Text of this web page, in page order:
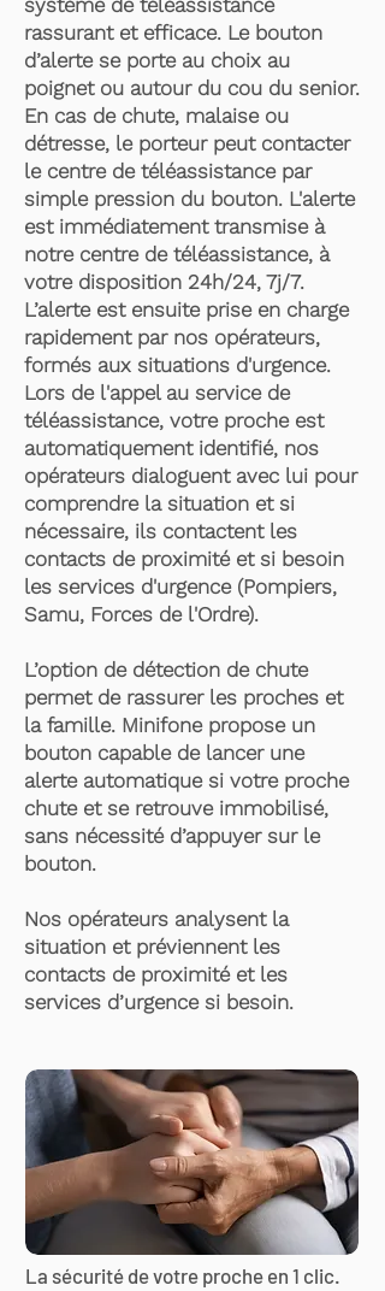
système de téléassistance
rassurant et efficace. Le bouton
d’alerte se porte au choix au
poignet ou autour du cou du senior.
En cas de chute, malaise ou
détresse, le porteur peut contacter
le centre de téléassistance par
simple pression du bouton. L'alerte
est immédiatement transmise à
notre centre de téléassistance, à
votre disposition 24h/24, 7j/7.
L’alerte est ensuite prise en charge
rapidement par nos opérateurs,
formés aux situations d'urgence.
Lors de l'appel au service de
téléassistance, votre proche est
automatiquement identifié, nos
opérateurs dialoguent avec lui pour
comprendre la situation et si
nécessaire, ils contactent les
contacts de proximité et si besoin
les services d'urgence (Pompiers,
Samu, Forces de l'Ordre).
L’option de détection de chute
permet de rassurer les proches et
la famille. Minifone propose un
bouton capable de lancer une
alerte automatique si votre proche
chute et se retrouve immobilisé,
sans nécessité d’appuyer sur le
bouton.
Nos opérateurs analysent la
situation et préviennent les
contacts de proximité et les
services d’urgence si besoin.
La sécurité de votre proche en 1 clic.